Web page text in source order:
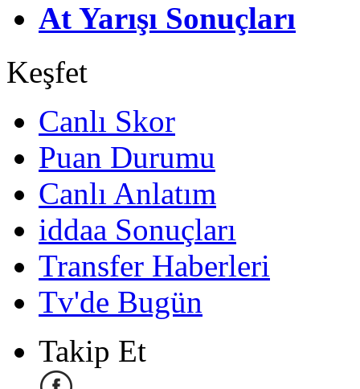
At Yarışı Sonuçları
Keşfet
Canlı Skor
Puan Durumu
Canlı Anlatım
iddaa Sonuçları
Transfer Haberleri
Tv'de Bugün
Takip Et